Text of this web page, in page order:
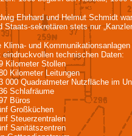
Ehrhard und Helmut Schmidt
Staats-sekretären stets nur
Klima- und
eindruckvollen technischen Daten:
Kilometer Stollen
Kilometer Leitungen
000 Quadratmeter Nutzfläche im
Schlafräume
Büros
Großküchen
Steuerzentralen
Sanitätszentren